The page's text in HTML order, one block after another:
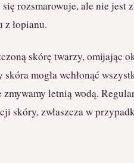
rozsmarowuje, ale nie jest
z łopianu.
skórę twarzy, omijając
mogła wchłonąć
zmywamy letnią wodą.
skóry, zwłaszcza w